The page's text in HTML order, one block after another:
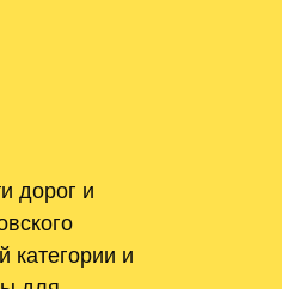
дорог и
категории и